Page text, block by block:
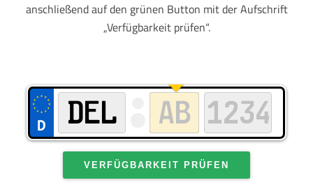
anschließend auf den grünen Button mit der Aufschrift
„Verfügbarkeit prüfen“.
VERFÜGBARKEIT PRÜFEN